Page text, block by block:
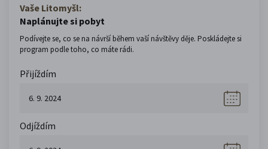
Vaše Litomyšl:
Naplánujte si pobyt
Podívejte se, co se na návrší během vaší návštěvy děje. Poskládejte si
program podle toho, co máte rádi.
Přijíždím
Odjíždím